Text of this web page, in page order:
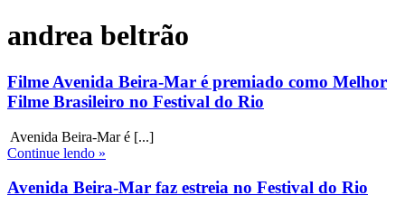
andrea beltrão
Filme Avenida Beira-Mar é premiado como Melhor
Filme Brasileiro no Festival do Rio
Avenida Beira-Mar é [...]
Continue lendo »
Avenida Beira-Mar faz estreia no Festival do Rio